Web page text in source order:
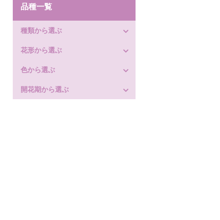
品種一覧
種類から選ぶ
花形から選ぶ
色から選ぶ
開花期から選ぶ